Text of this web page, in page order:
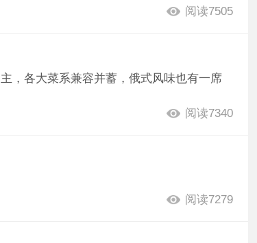
阅读7505
，各大菜系兼容并蓄，俄式风味也有一席
阅读7340
阅读7279